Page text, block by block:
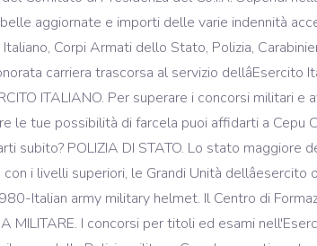
aggiornate e importi delle varie indennità
Corpi Armati dello Stato, Polizia,
carriera trascorsa al servizio
ITALIANO. Per superare i concorsi militari
le tue possibilità di farcela puoi affidarti a
subito? POLIZIA DI STATO. Lo stato
i livelli superiori, le Grandi Unità
Italian army military helmet. Il Centro di
MILITARE. I concorsi per titoli ed esami